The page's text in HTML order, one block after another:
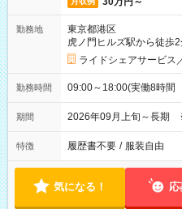
勤務地
東京都港区
虎ノ門ヒルズ駅から徒歩
ライドシェアサービ
勤務時間 09:00～18:00(実働8時
期間 2026年09月上旬～長期
特徴 履歴書不要 / 服装自由
気になる！ 応